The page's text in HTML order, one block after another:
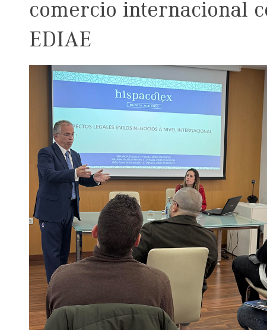
comercio internacional
EDIAE